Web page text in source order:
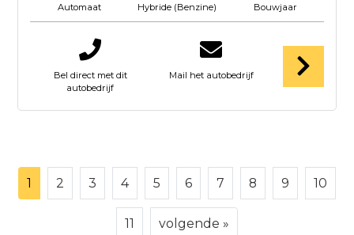
Automaat Hybride (Benzine) Bouwjaar
Bel direct met dit
autobedrijf
Mail het autobedrijf
1 2 3 4 5 6 7 8 9 10
11 volgende »